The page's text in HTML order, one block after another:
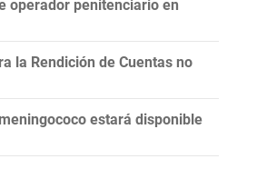
operador penitenciario en
la Rendición de Cuentas no
estará disponible